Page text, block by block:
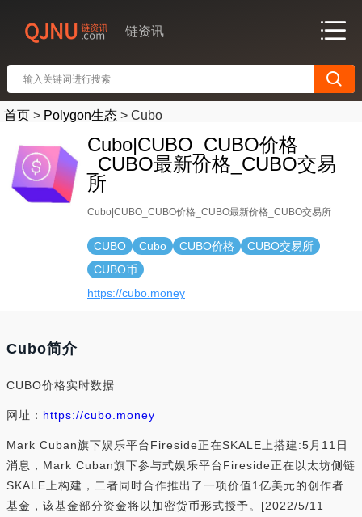
链资讯
首页 > Polygon生态 > Cubo
Cubo|CUBO_CUBO价格
_CUBO最新价格_CUBO交易
所
Cubo|CUBO_CUBO价格_CUBO最新价格_CUBO交易所
CUBO Cubo CUBO价格
CUBO交易所
CUBO币
https://cubo.money
Cubo简介
CUBO价格实时数据
网址： https://cubo.money
Mark Cuban旗下娱乐平台Fireside正在SKALE上搭建:5月11日
消息，Mark Cuban旗下参与式娱乐平台Fireside正在以太坊侧链
SKALE上构建，二者同时合作推出了一项价值1亿美元的创作者
基金，该基金部分资金将以加密货币形式授予。[2022/5/11